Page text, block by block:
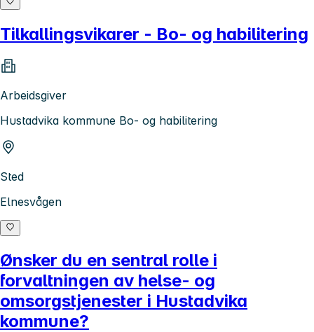
Tilkallingsvikarer - Bo- og habilitering
Arbeidsgiver
Hustadvika kommune Bo- og habilitering
Sted
Elnesvågen
Ønsker du en sentral rolle i
forvaltningen av helse- og
omsorgstjenester i Hustadvika
kommune?